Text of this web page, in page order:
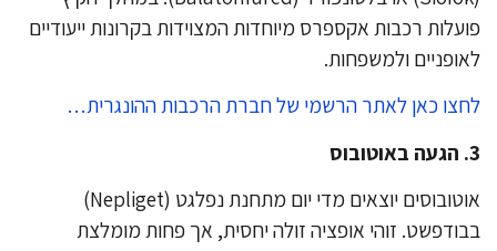
רכבות אקספרס מיוחדות המצוידות בקרונות ייעודיים
ולמשפחות.
כאן לאתר הרשמי של חברת הרכבות ההונגרית…
אוטובוסים יוצאים מדי יום מתחנת נפלגט (Nepliget)
זוהי אופציה זולה יחסית, אך פחות מומלצת